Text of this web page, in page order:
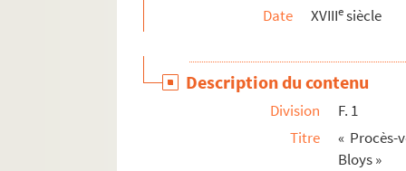
942. « Recueil de pièces importantes qui ont
943. M. Deshayes. « Etablissement et progrès
944. « Tractatus de peccatis et gratia »
946. « Copie des inscriptions dans l'enceinte
Date
XVIIIesiècle
Description du contenu
Division
F. 1
Titre
« Procès-
Bloys »